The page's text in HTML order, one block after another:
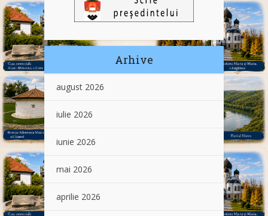
Arhive
august 2026
iulie 2026
iunie 2026
mai 2026
aprilie 2026